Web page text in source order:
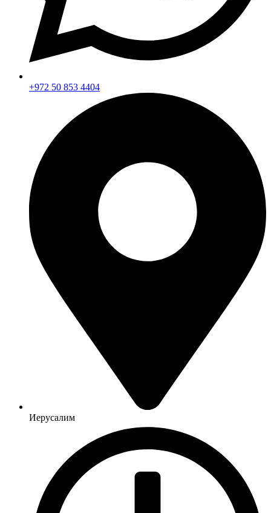
+972 50 853 4404
Иерусалим